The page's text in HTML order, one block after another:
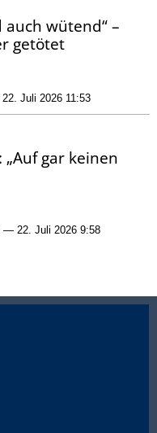
auch wütend“ –
getötet
Juli 2026 11:53
„Auf gar keinen
— 22. Juli 2026 9:58